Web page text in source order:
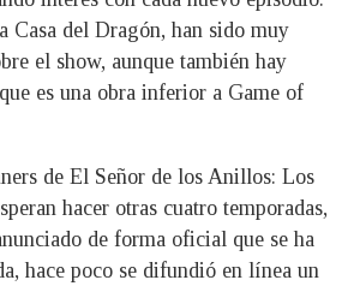
Casa del Dragón, han sido muy
el show, aunque también hay
es una obra inferior a Game of
de El Señor de los Anillos: Los
hacer otras cuatro temporadas,
de forma oficial que se ha
hace poco se difundió en línea un